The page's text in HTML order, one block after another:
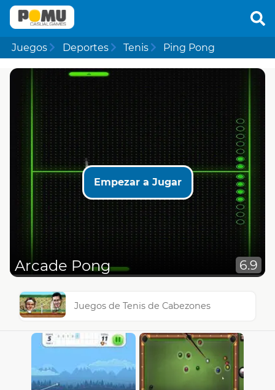
Juegos Deportes Tenis Ping Pong
Empezar a Jugar
Arcade Pong 6.9
Juegos de Tenis de Cabezones